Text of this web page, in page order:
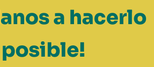
a hacerlo
posible!